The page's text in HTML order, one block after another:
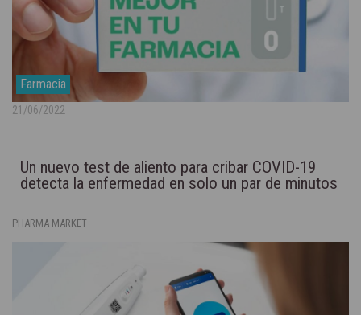
Farmacia
21/06/2022
Un nuevo test de aliento para cribar COVID-19
detecta la enfermedad en solo un par de minutos
PHARMA MARKET